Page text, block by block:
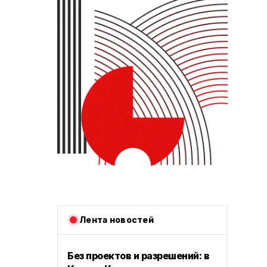
Лента новостей
Без проектов и разрешений: в